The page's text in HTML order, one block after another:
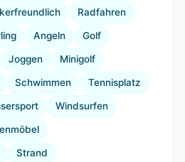
Radfahren
Angeln Golf
Joggen Minigolf
Schwimmen Tennisplatz
Windsurfen
Strand